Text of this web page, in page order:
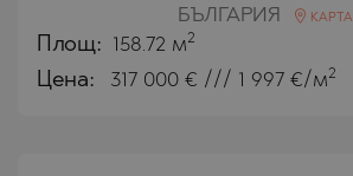
БЪЛГАРИЯ
КАРТА
Площ: 158.72 м2
Цена: 317 000 € /// 1 997 €/м2